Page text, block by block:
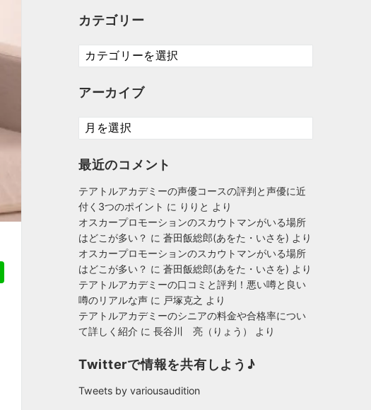
カテゴリー
カ
テ
リ
アーカイブ
ア
ー
イ
最近のコメント
テアトルアカデミーの声優コースの評判と声優に近
付く3つのポイント に りりと より
オスカープロモーションのスカウトマンがいる場所
はどこが多い？ に 蒼田飯総郎(あをた・いさを) より
オスカープロモーションのスカウトマンがいる場所
はどこが多い？ に 蒼田飯総郎(あをた・いさを) より
テアトルアカデミーの口コミと評判！悪い噂と良い
噂のリアルな声 に 戸塚克之 より
テアトルアカデミーのシニアの料金や合格率につい
て詳しく紹介 に 長谷川 亮（りょう） より
Twitterで情報を共有しよう♪
Tweets by variousaudition